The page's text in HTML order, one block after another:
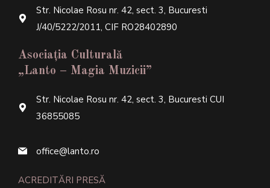
Str. Nicolae Rosu nr. 42, sect. 3, Bucuresti
J/40/5222/2011, CIF RO28402890
Asociația Culturală
„Lanto – Magia Muzicii”
Str. Nicolae Rosu nr. 42, sect. 3, Bucuresti CUI
36855085
office@lanto.ro
ACREDITĂRI PRESĂ